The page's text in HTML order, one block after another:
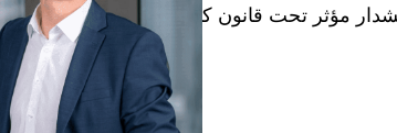
مؤثر تحت قانون کار باید